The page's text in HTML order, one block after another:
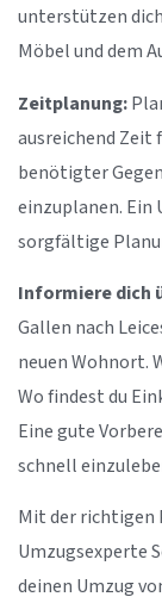
unterstützen
Möbel und dem
Zeitplanung:
ausreichend
benötigter
einzuplanen. Ein
sorgfältige
Informiere dich
Gallen nach
neuen Wohnort.
Wo findest du
Eine gute
schnell
Mit der richtigen
Umzugsexperte
deinen Umzug